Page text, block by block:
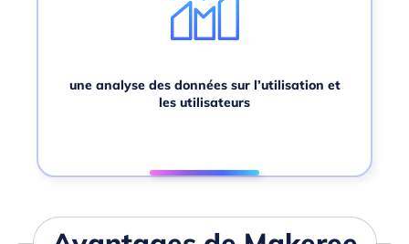
une analyse des données sur l’utilisation et
les utilisateurs